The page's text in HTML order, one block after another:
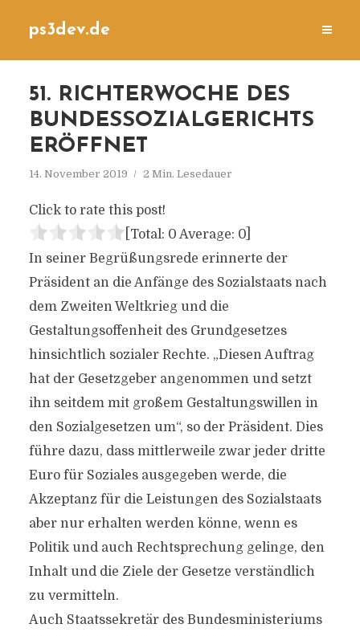
ps3dev.de
51. RICHTERWOCHE DES
BUNDESSOZIALGERICHTS
ERÖFFNET
14. November 2019 2 Min. Lesedauer
Click to rate this post!
[Total: 0 Average: 0]
In seiner Begrüßungsrede erinnerte der
Präsident an die Anfänge des Sozialstaats nach
dem Zweiten Weltkrieg und die
Gestaltungsoffenheit des Grundgesetzes
hinsichtlich sozialer Rechte. „Diesen Auftrag
hat der Gesetzgeber angenommen und setzt
ihn seitdem mit großem Gestaltungswillen in
den Sozialgesetzen um“, so der Präsident. Dies
führe dazu, dass mittlerweile zwar jeder dritte
Euro für Soziales ausgegeben werde, die
Akzeptanz für die Leistungen des Sozialstaats
aber nur erhalten werden könne, wenn es
Politik und auch Rechtsprechung gelinge, den
Inhalt und die Ziele der Gesetze verständlich
zu vermitteln.
Auch Staatssekretär des Bundesministeriums